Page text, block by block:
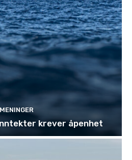
MENINGER
krever åpenhet